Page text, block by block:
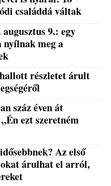
családdá váltak
9.: egy
meg a
részletet árult
száz éven át
ezt szeretném
Az első
árulhat el arról,